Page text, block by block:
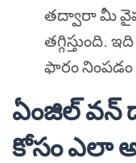
తద్వారా మీ
తగ్గిస్తుంది.
ఫారం నింపడం
ఏంజిల్ వన్
కోసం ఎలా